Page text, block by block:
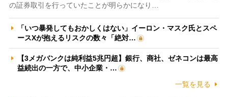
の証券取引を行っていたことが明らかになり…
「いつ暴発してもおかしくはない」イーロン・マスク氏とスペ
ースXが抱えるリスクの数々「絶対…
【3メガバンクは純利益5兆円超】銀行、商社、ゼネコンは最高
益続出の一方で、中小企業・…
一覧を見る